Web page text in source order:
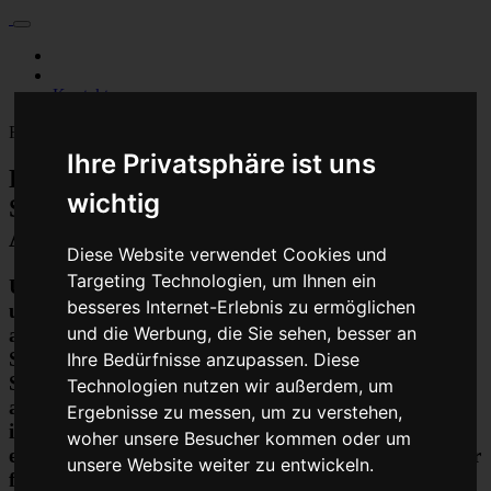
Ihre Privatsphäre ist uns
wichtig
Diese Website verwendet Cookies und
Targeting Technologien, um Ihnen ein
besseres Internet-Erlebnis zu ermöglichen
und die Werbung, die Sie sehen, besser an
Ihre Bedürfnisse anzupassen. Diese
Technologien nutzen wir außerdem, um
Ergebnisse zu messen, um zu verstehen,
woher unsere Besucher kommen oder um
unsere Website weiter zu entwickeln.
Kontakt
Fahrzeugmarken
Baumaschine Getriebe Multitronic
Steuergerät Reparatur oder
Austauschgerät KVA
Unser Betrieb steht für kostengünstige Prüfungen
und Reparaturen von Steuergeräten aller Art, unter
anderem von Motor-Steuergeräten, Airbag-
Steuergeräten, ABS-Steuergeräten uvm.
STEUBEL® verfügt dabei über viel Erfahrung und
ausgewiesene Expertise bei PKW-Steuergeräten und
insbesondere Motor-steuergeräte Reparaturen. So
ermöglicht STEUBEL® eine Steuergeräte Reparatur
für nahezu aller Hersteller und Fahrzeugarten - sei